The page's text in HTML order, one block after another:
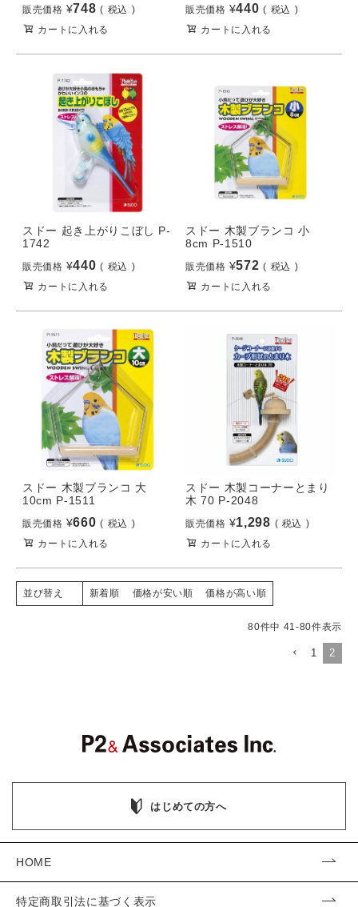
販売価格 ¥748
税込
カートに入れる
販売価格 ¥440
税込
カートに入れる
スドー 起き上がりこぼし P-
1742
販売価格 ¥440
税込
カートに入れる
スドー 木製ブランコ 小
8cm P-1510
販売価格 ¥572
税込
カートに入れる
スドー 木製ブランコ 大
10cm P-1511
販売価格 ¥660
税込
カートに入れる
スドー 木製コーナーとまり
木 70 P-2048
販売価格 ¥1,298
税込
カートに入れる
並び替え 新着順 価格が安い順 価格が高い順
80件中 41-80件表示
1 2
はじめての方へ
HOME
特定商取引法に基づく表示